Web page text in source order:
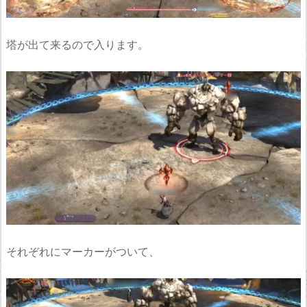
塔が出て来るので入ります。
それぞれにマーカーがついて、